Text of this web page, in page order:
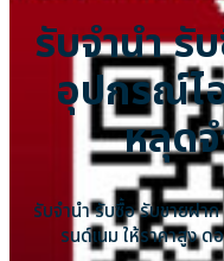
รับจำนำ รั
อุปกรณ์ไ
หลุดจ
รับจำนำ รับซื้อ รับขายฝา
รนด์เนม ให้ราคาสูง ด